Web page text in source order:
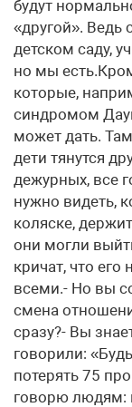
будут
«другой». Ведь
детском саду,
но мы
которые,
синдромом
может дать.
дети тянутся
дежурных, все
нужно видеть,
коляске,
они могли
кричат, что его
всеми.- Но вы
смена
сразу?- Вы
говорили:
потерять 75
говорю людям: